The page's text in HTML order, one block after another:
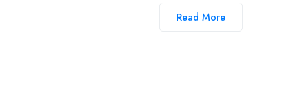
Read More